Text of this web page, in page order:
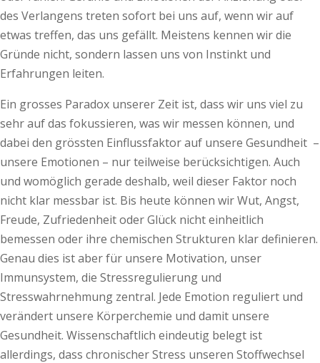
des Verlangens treten sofort bei uns auf, wenn wir auf
etwas treffen, das uns gefällt. Meistens kennen wir die
Gründe nicht, sondern lassen uns von Instinkt und
Erfahrungen leiten.
Ein grosses Paradox unserer Zeit ist, dass wir uns viel zu
sehr auf das fokussieren, was wir messen können, und
dabei den grössten Einflussfaktor auf unsere Gesundheit –
unsere Emotionen – nur teilweise berücksichtigen. Auch
und womöglich gerade deshalb, weil dieser Faktor noch
nicht klar messbar ist. Bis heute können wir Wut, Angst,
Freude, Zufriedenheit oder Glück nicht einheitlich
bemessen oder ihre chemischen Strukturen klar definieren.
Genau dies ist aber für unsere Motivation, unser
Immunsystem, die Stressregulierung und
Stresswahrnehmung zentral. Jede Emotion reguliert und
verändert unsere Körperchemie und damit unsere
Gesundheit. Wissenschaftlich eindeutig belegt ist
allerdings, dass chronischer Stress unseren Stoffwechsel